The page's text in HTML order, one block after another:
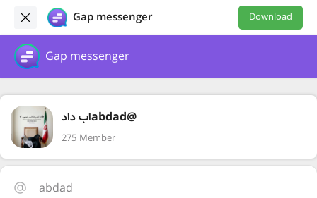
Gap messenger Download
Gap messenger
اب دادabdad@
275 Member
abdad